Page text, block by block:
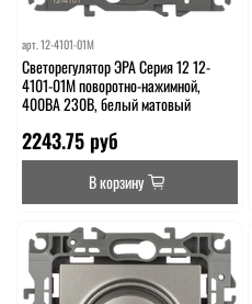
арт.12-4101-01М
Светорегулятор ЭРА Серия 12 12-
4101-01М поворотно-нажимной,
400ВА 230В, белый матовый
2243.75 руб
В корзину